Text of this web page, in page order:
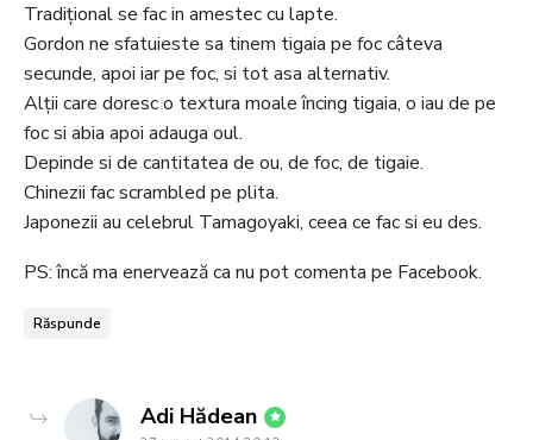
Tradițional se fac in amestec cu lapte.
Gordon ne sfatuieste sa tinem tigaia pe foc câteva
secunde, apoi iar pe foc, si tot asa alternativ.
Alții care doresc o textura moale încing tigaia, o iau de pe
foc si abia apoi adauga oul.
Depinde si de cantitatea de ou, de foc, de tigaie.
Chinezii fac scrambled pe plita.
Japonezii au celebrul Tamagoyaki, ceea ce fac si eu des.
PS: încă ma enervează ca nu pot comenta pe Facebook.
Răspunde
Adi Hădean says: